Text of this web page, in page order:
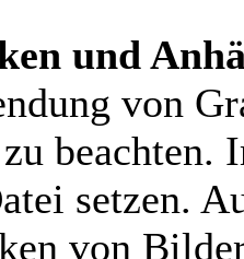
und
von
setzen.
von